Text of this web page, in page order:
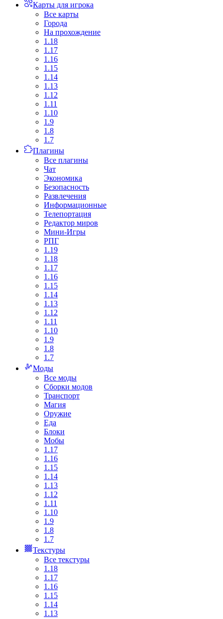
Карты для игрока
Все карты
Города
На прохождение
1.18
1.17
1.16
1.15
1.14
1.13
1.12
1.11
1.10
1.9
1.8
1.7
Плагины
Все плагины
Чат
Экономика
Безопасность
Развлечения
Информационные
Телепортация
Редактор миров
Мини-Игры
РПГ
1.19
1.18
1.17
1.16
1.15
1.14
1.13
1.12
1.11
1.10
1.9
1.8
1.7
Моды
Все моды
Сборки модов
Транспорт
Магия
Оружие
Еда
Блоки
Мобы
1.17
1.16
1.15
1.14
1.13
1.12
1.11
1.10
1.9
1.8
1.7
Текстуры
Все текстуры
1.18
1.17
1.16
1.15
1.14
1.13